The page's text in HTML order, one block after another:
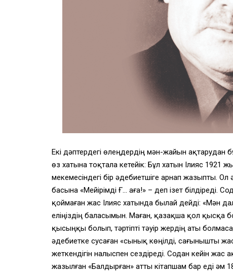
Екі дәптердегі өлеңдердің мән-жайын ақтарудан
өз хатына тоқтала кетейік: Бұл хатын Ілияс
мекемесіндегі бір әдебиетшіге арнап жазыпты. Ол
басына «Мейірімді Ғ… аға!» – деп ізет білдіреді.
қоймаған жас Ілияс хатында былай дейді: «Мән
еліңіздің баласымын. Маған, қазақша қол қысқа
қысыңқы болып, тәртіпті тәуір жердің аты
әдебиетке сусаған «сынық көңілді, сағынышты жас
жеткендігін налыспен сездіреді. Содан кейін жас
жазылған «Балдырған» атты кітапшам бар еді әм